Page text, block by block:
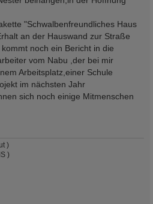
"Schwalbenfreundliches Haus
an der Hauswand zur Straße
noch ein Bericht in die
vom Nabu ,der bei mir
Arbeitsplatz,einer Schule
im nächsten Jahr
sich noch einige Mitmenschen
)
)